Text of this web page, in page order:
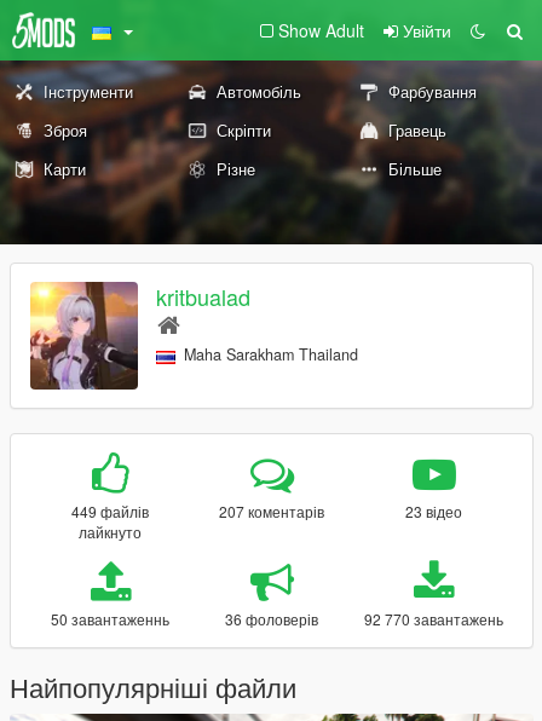
Show Adult Увійти
Інструменти Автомобіль
Фарбування
Зброя
Скріпти
Гравець
Карти
Різне Більше
kritbualad
Maha Sarakham Thailand
449 файлів
лайкнуто
207 коментарів 23 відео
50 завантаженнь 36 фоловерів 92 770 завантажень
Найпопулярніші файли